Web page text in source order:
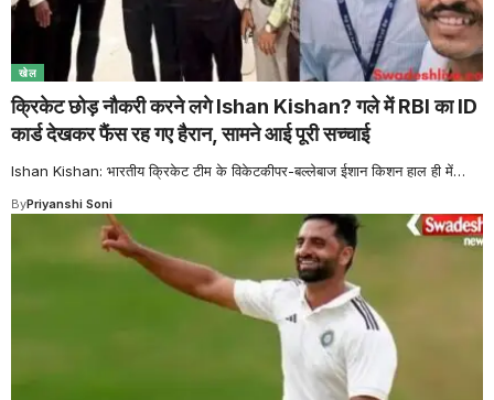
खेल
क्रिकेट छोड़ नौकरी करने लगे Ishan Kishan? गले में RBI का ID
कार्ड देखकर फैंस रह गए हैरान, सामने आई पूरी सच्चाई
Ishan Kishan: भारतीय क्रिकेट टीम के विकेटकीपर-बल्लेबाज ईशान किशन हाल ही में…
ByPriyanshi Soni